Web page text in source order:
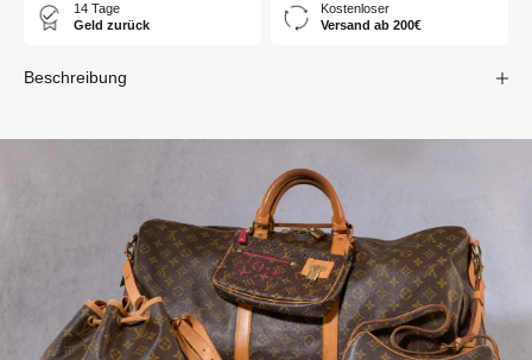
14 Tage
Geld zurück
Kostenloser
Versand ab 200€
Beschreibung